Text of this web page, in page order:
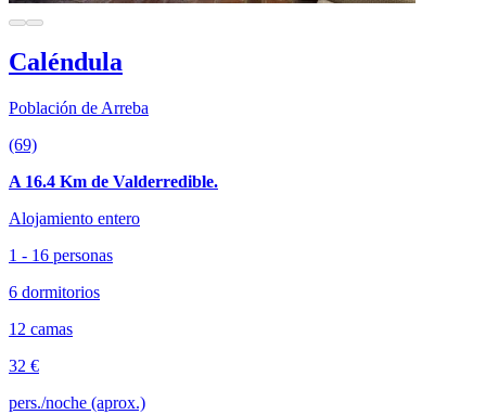
Caléndula
Población de Arreba
(69)
A 16.4 Km de Valderredible.
Alojamiento entero
1 - 16 personas
6 dormitorios
12 camas
32 €
pers./noche (aprox.)